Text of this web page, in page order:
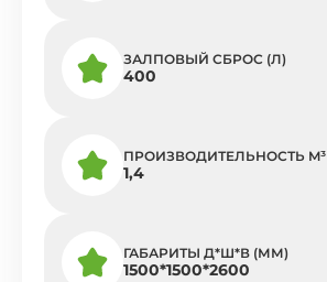
ЗАЛПОВЫЙ СБРОС (Л)
400
ПРОИЗВОДИТЕЛЬНОСТЬ M³
1,4
ГАБАРИТЫ Д*Ш*В (ММ)
1500*1500*2600